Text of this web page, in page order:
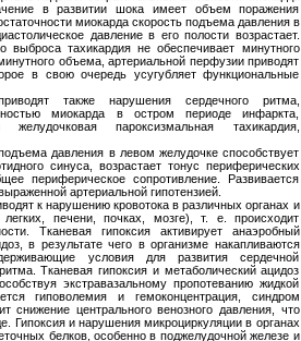
в развитии шока имеет объем поражения
миокарда скорость подъема давления в
давление в его полости возрастает.
выброса тахикардия не обеспечивает минутного
объема, артериальной перфузии приводят
в свою очередь усугубляет функциональные
также нарушения сердечного ритма,
миокарда в остром периоде инфаркта,
желудочковая пароксизмальная тахикардия,
давления в левом желудочке способствует
синуса, возрастает тонус периферических
периферическое сопротивление. Развивается
артериальной гипотензией.
к нарушению кровотока в различных органах и
печени, почках, мозге), т. е. происходит
Тканевая гипоксия активирует анаэробный
в результате чего в организме накапливаются
условия для развития сердечной
Тканевая гипоксия и метаболический ацидоз
экстравазальному пропотеванию жидкой
гиповолемия и гемоконцентрация, синдром
снижение центрального венозного давления, что
Гипоксия и нарушения микроциркуляции в органах
белков, особенно в поджелудочной железе и